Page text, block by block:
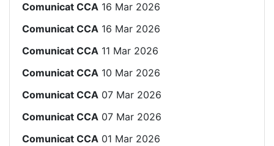
Comunicat CCA 16 Mar 2026
Comunicat CCA 16 Mar 2026
Comunicat CCA 11 Mar 2026
Comunicat CCA 10 Mar 2026
Comunicat CCA 07 Mar 2026
Comunicat CCA 07 Mar 2026
Comunicat CCA 01 Mar 2026